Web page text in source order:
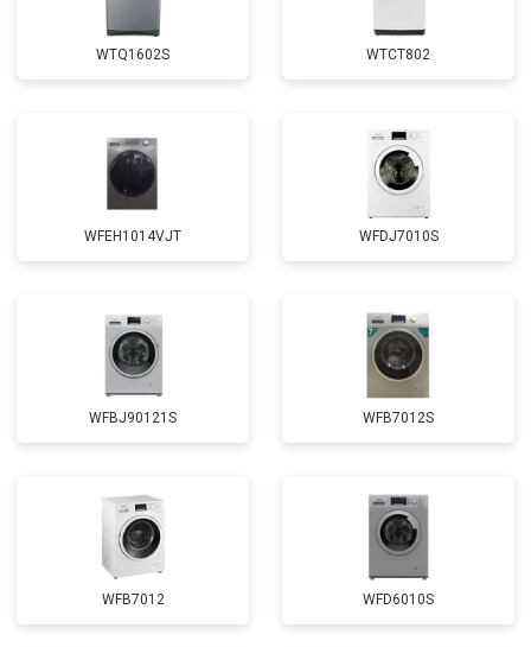
Замена крестовины от 2750 ₽
Замена подшипников от 2800 ₽ Заказать
Замена мотора от 3800 ₽ Заказать
от 2200 ₽ Заказать
Замена ТЭН от 2300 ₽ Заказать
Замена блока управления от 3600 ₽ Заказать
Замена прессостата от 3350 ₽ Заказать
Замена сливного насоса от 3450 ₽
Замена сливного шланга от 2100 ₽ Заказать
WTQ1602S WTCT802
WFEH1014VJT WFDJ7010S
WFBJ90121S WFB7012S
WFB7012 WFD6010S